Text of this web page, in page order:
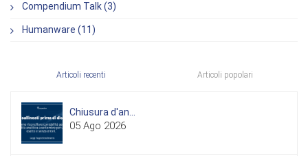
Compendium Talk (3)
Humanware (11)
Articoli recenti Articoli popolari
Chiusura d'an...
05 Ago 2026